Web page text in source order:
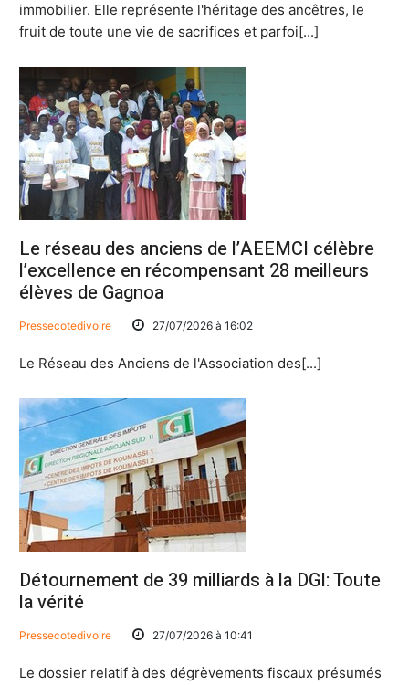
immobilier. Elle représente l'héritage des ancêtres, le
fruit de toute une vie de sacrifices et parfoi[...]
Le réseau des anciens de l’AEEMCI célèbre
l’excellence en récompensant 28 meilleurs
élèves de Gagnoa
Pressecotedivoire 27/07/2026 à 16:02
Le Réseau des Anciens de l'Association des[...]
Détournement de 39 milliards à la DGI: Toute
la vérité
Pressecotedivoire 27/07/2026 à 10:41
Le dossier relatif à des dégrèvements fiscaux présumés